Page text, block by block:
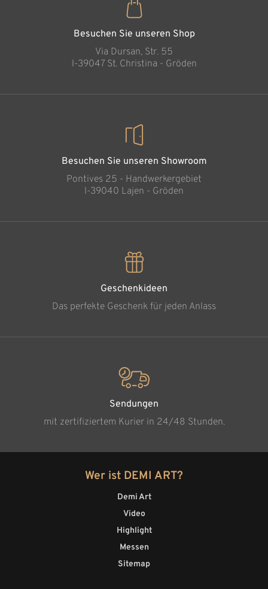
Kellermeister
Hinzugefügt zum
Warenkorb
Besuchen Sie unseren Shop
Via Dursan, Str. 55
l-39047 St. Christina - Gröden
Besuchen Sie unseren Showroom
Pontives 25 - Handwerkergebiet
l-39040 Lajen - Gröden
Geschenkideen
Das perfekte Geschenk für jeden Anlass
Sendungen
mit zertifiziertem Kurier in 24/48 Stunden.
Wer ist DEMI ART?
Demi Art
Video
Highlight
Messen
Sitemap